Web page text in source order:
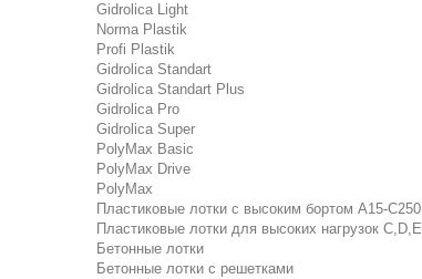
Gidrolica Light
Norma Plastik
Profi Plastik
Gidrolica Standart
Gidrolica Standart Plus
Gidrolica Pro
Gidrolica Super
PolyMax Basic
PolyMax Drive
PolyMax
Пластиковые лотки с высоким бортом А15-C250
Пластиковые лотки для высоких нагрузок C,D,E
Бетонные лотки
Бетонные лотки с решетками